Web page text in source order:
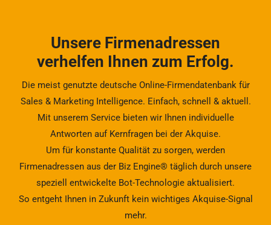
Unsere Firmenadressen
verhelfen Ihnen zum Erfolg.
Die meist genutzte deutsche Online-Firmendatenbank für
Sales & Marketing Intelligence. Einfach, schnell & aktuell.
Mit unserem Service bieten wir Ihnen individuelle
Antworten auf Kernfragen bei der Akquise.
Um für konstante Qualität zu sorgen, werden
Firmenadressen aus der Biz Engine® täglich durch unsere
speziell entwickelte Bot-Technologie aktualisiert.
So entgeht Ihnen in Zukunft kein wichtiges Akquise-Signal
mehr.